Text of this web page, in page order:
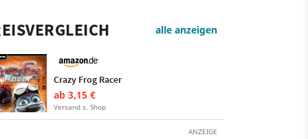
alle anzeigen
Crazy Frog Racer
ab 3,15 €
Versand s. Shop
ANZEIGE